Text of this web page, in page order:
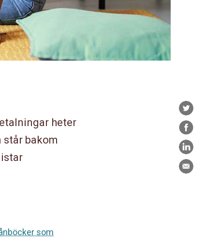
Twitter
Facebook
LinkedIn
E-
post
heter
bakom
som